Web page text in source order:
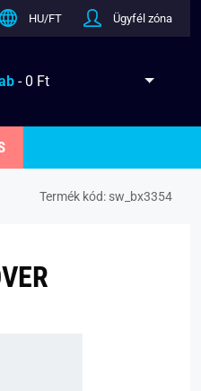
HU/FT Ügyfél zóna
- 0 Ft
Termék kód: sw_bx3354